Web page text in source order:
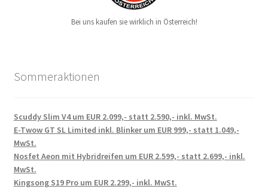
Bei uns kaufen sie wirklich in Österreich!
Sommeraktionen
Scuddy Slim V4 um EUR 2.099,- statt 2.590,- inkl. MwSt.
E-Twow GT SL Limited inkl. Blinker um EUR 999,- statt 1.049,-
MwSt.
Nosfet Aeon mit Hybridreifen um EUR 2.599,- statt 2.699,- inkl.
MwSt.
Kingsong S19 Pro um EUR 2.299,- inkl. MwSt.